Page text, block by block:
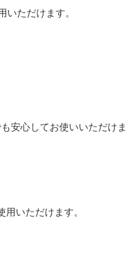
ただけます。
も安心してお使いいただけ
いただけます。